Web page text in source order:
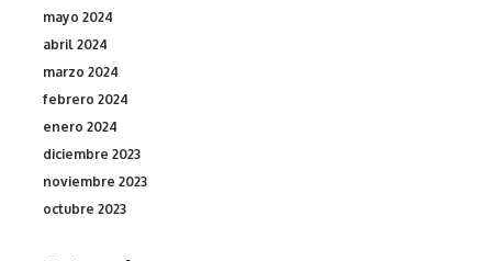
mayo 2024
abril 2024
marzo 2024
febrero 2024
enero 2024
diciembre 2023
noviembre 2023
octubre 2023